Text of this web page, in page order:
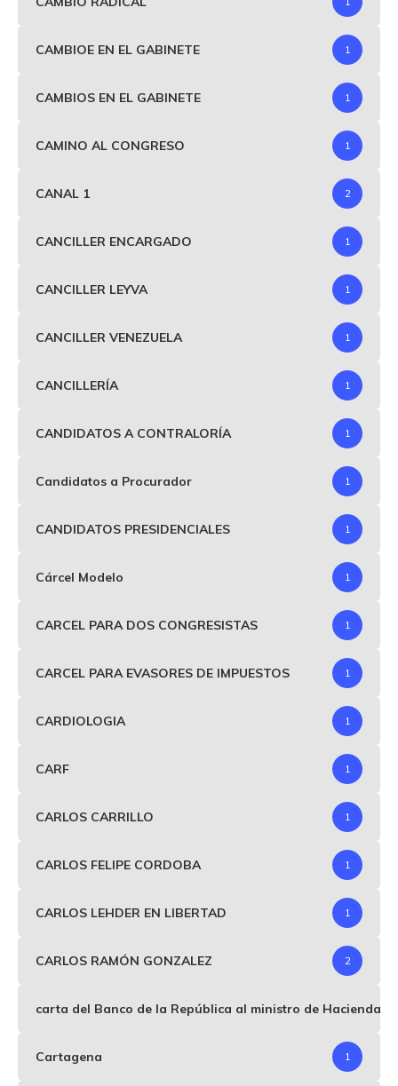
CAMBIOE EN EL GABINETE 1
CAMBIOS EN EL GABINETE 1
CAMINO AL CONGRESO 1
CANAL 1 2
CANCILLER ENCARGADO 1
CANCILLER LEYVA 1
CANCILLER VENEZUELA 1
CANCILLERÍA 1
CANDIDATOS A CONTRALORÍA 1
Candidatos a Procurador 1
CANDIDATOS PRESIDENCIALES 1
Cárcel Modelo 1
CARCEL PARA DOS CONGRESISTAS 1
CARCEL PARA EVASORES DE IMPUESTOS 1
CARDIOLOGIA 1
CARF 1
CARLOS CARRILLO 1
CARLOS FELIPE CORDOBA 1
CARLOS LEHDER EN LIBERTAD 1
CARLOS RAMÓN GONZALEZ 2
carta del Banco de la República al ministro de Hacienda
Cartagena 1